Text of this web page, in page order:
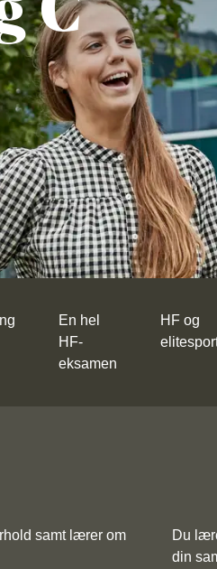
C
En hel
HF-
eksamen
HF og
samt lærer om
Du
din